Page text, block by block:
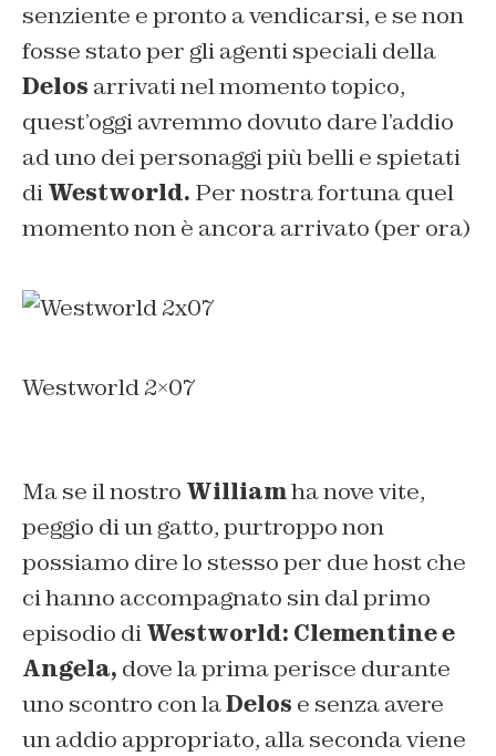
senziente e pronto a vendicarsi, e se non
fosse stato per gli agenti speciali della
Delos arrivati nel momento topico,
quest’oggi avremmo dovuto dare l’addio
ad uno dei personaggi più belli e spietati
diWestworld. Per nostra fortuna quel
momento non è ancora arrivato (per ora)
Westworld 2×07
Ma se il nostro Williamha nove vite,
peggio di un gatto, purtroppo non
possiamo dire lo stesso per due host che
ci hanno accompagnato sin dal primo
episodio diWestworld: Clementine e
Angela, dove la prima perisce durante
uno scontro con laDelos e senza avere
un addio appropriato, alla seconda viene